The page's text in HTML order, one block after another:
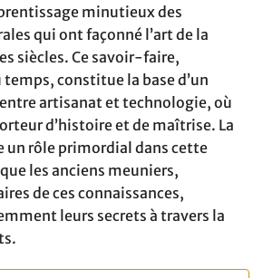
minutieux des
qui ont façonné l’art de la
siècles. Ce savoir-faire,
constitue la base d’un
artisanat et technologie, où
d’histoire et de maîtrise. La
un rôle primordial dans cette
les anciens meuniers,
de ces connaissances,
leurs secrets à travers la